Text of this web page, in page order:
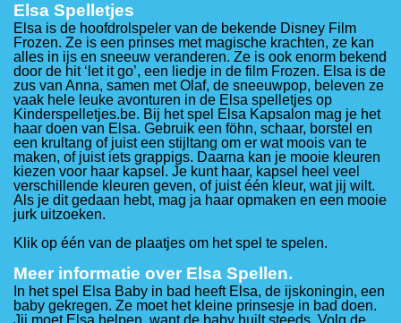
Elsa Spelletjes
Elsa is de hoofdrolspeler van de bekende Disney Film
Frozen. Ze is een prinses met magische krachten, ze kan
alles in ijs en sneeuw veranderen. Ze is ook enorm bekend
door de hit ‘let it go’, een liedje in de film Frozen. Elsa is de
zus van Anna, samen met Olaf, de sneeuwpop, beleven ze
vaak hele leuke avonturen in de Elsa spelletjes op
Kinderspelletjes.be. Bij het spel Elsa Kapsalon mag je het
haar doen van Elsa. Gebruik een föhn, schaar, borstel en
een krultang of juist een stijltang om er wat moois van te
maken, of juist iets grappigs. Daarna kan je mooie kleuren
kiezen voor haar kapsel. Je kunt haar, kapsel heel veel
verschillende kleuren geven, of juist één kleur, wat jij wilt.
Als je dit gedaan hebt, mag ja haar opmaken en een mooie
jurk uitzoeken.
Klik op één van de plaatjes om het spel te spelen.
Meer informatie over Elsa Spellen.
In het spel Elsa Baby in bad heeft Elsa, de ijskoningin, een
baby gekregen. Ze moet het kleine prinsesje in bad doen.
Jij moet Elsa helpen, want de baby huilt steeds. Volg de